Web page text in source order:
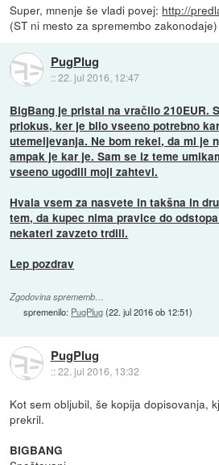
Super, mnenje še vladi povej: http://
(ST ni mesto za spremembo zakonodaje)
PugPlug
::22. jul 2016, 12:47
BigBang je pristal na vračilo 210EUR.
priokus, ker je bilo vseeno potrebno
utemeljevanja. Ne bom rekel, da mi je
ampak je kar je. Sam se iz teme
vseeno ugodili moji zahtevi.
Hvala vsem za nasvete in takšna in
tem, da kupec nima pravice do
nekateri zavzeto trdili.
Lep pozdrav
Zgodovina sprememb…
spremenilo: PugPlug(22. jul 2016 ob 12:51)
PugPlug
::22. jul 2016, 13:32
Kot sem obljubil, še kopija dopisovanja,
prekril.
BIGBANG